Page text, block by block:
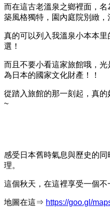
而在這古老溫泉之鄉裡面，
築風格獨特，園內庭院別緻，
真的可以列入我溫泉小本本
選！
而且不要小看這家旅館哦，
為日本的國家文化財產！！
從踏入旅館的那一刻起，真
~
感受日本舊時氣息與歷史的
理。
這個秋天，在這裡享受一個不
地圖在這⇒ https://goo.gl/